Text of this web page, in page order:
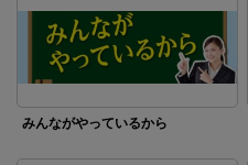
みんながやっているから